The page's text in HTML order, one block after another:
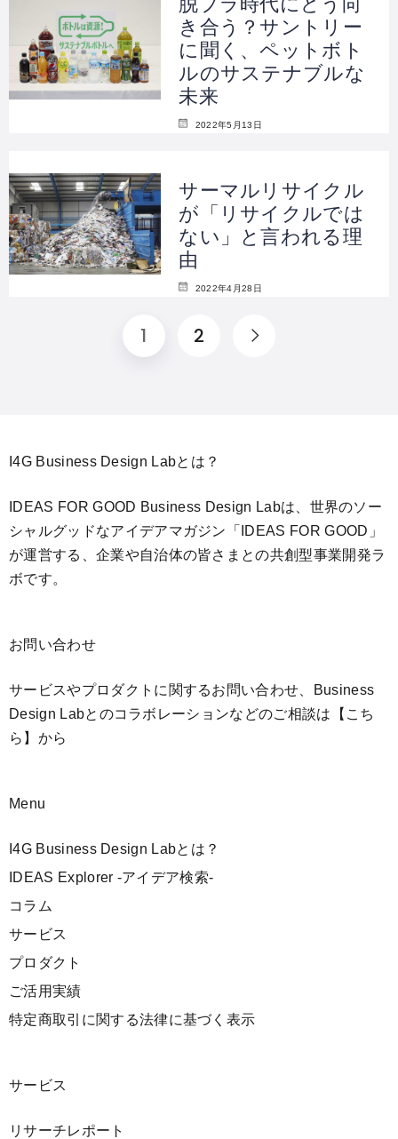
き合う？サントリー
に聞く、ペットボト
ルのサステナブルな
未来
2022年5月13日
サーマルリサイクル
が「リサイクルでは
ない」と言われる理
由
2022年4月28日
1 2
I4G Business Design Labとは？
IDEAS FOR GOOD Business Design Labは、世界のソー
シャルグッドなアイデアマガジン「IDEAS FOR GOOD」
が運営する、企業や自治体の皆さまとの共創型事業開発ラ
ボです。
お問い合わせ
サービスやプロダクトに関するお問い合わせ、Business
Design Labとのコラボレーションなどのご相談は 【こち
ら】 から
Menu
I4G Business Design Labとは？
IDEAS Explorer -アイデア検索-
コラム
サービス
プロダクト
ご活用実績
特定商取引に関する法律に基づく表示
サービス
リサーチレポート